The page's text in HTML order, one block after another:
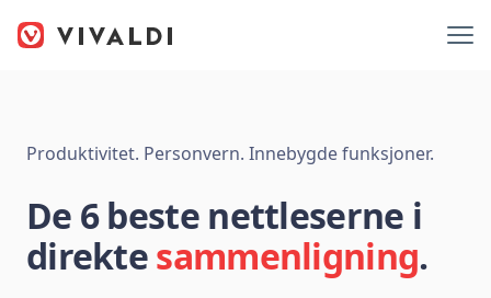
Produktivitet. Personvern. Innebygde funksjoner.
De 6 beste nettleserne i
direktesammenligning.